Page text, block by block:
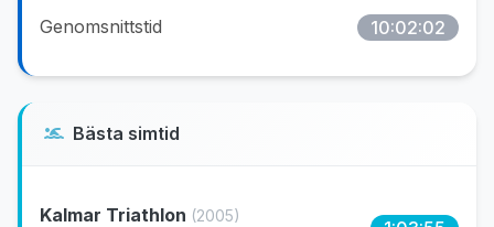
Genomsnittstid 10:02:02
Bästa simtid
Kalmar Triathlon (2005)